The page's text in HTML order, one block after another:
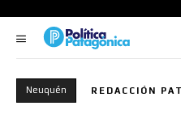
Neuquén REDACCIÓN